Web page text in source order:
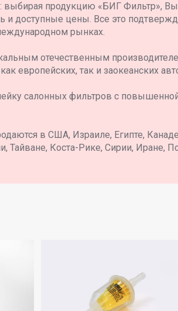
выбирая продукцию «БИГ Фильтр»,
и доступные цены. Все это
рынках.
отечественным
европейских, так и заокеанских
салонных фильтров с
в США, Израиле, Египте,
Тайване, Коста-Рике, Сирии, Иране,